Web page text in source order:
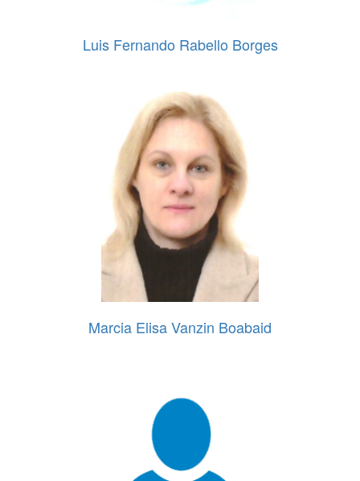
Luis Fernando Rabello Borges
Marcia Elisa Vanzin Boabaid